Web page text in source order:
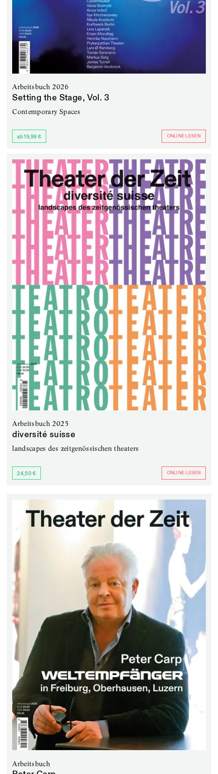
Arbeitsbuch 2026
Setting the Stage, Vol. 3
Contemporary Spaces
ab 19,99 € ONLINE LESEN
Arbeitsbuch 2025
diversité suisse
landscapes des zeitgenössischen theaters
24,50 € ONLINE LESEN
Arbeitsbuch